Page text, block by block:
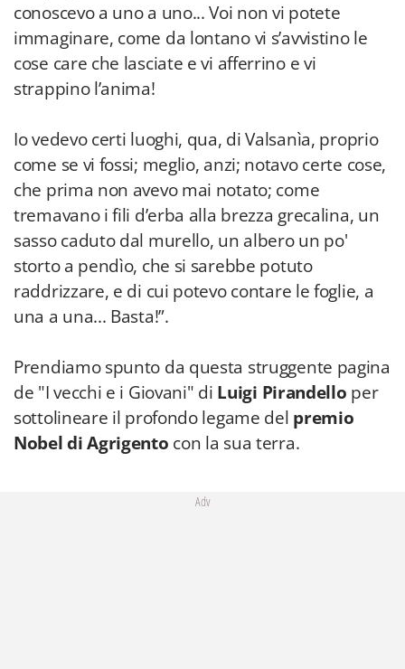
conoscevo a uno a uno... Voi non vi potete
immaginare, come da lontano vi s’avvistino le
cose care che lasciate e vi afferrino e vi
strappino l’anima!
Io vedevo certi luoghi, qua, di Valsanìa, proprio
come se vi fossi; meglio, anzi; notavo certe cose,
che prima non avevo mai notato; come
tremavano i fili d’erba alla brezza grecalina, un
sasso caduto dal murello, un albero un po'
storto a pendìo, che si sarebbe potuto
raddrizzare, e di cui potevo contare le foglie, a
una a una... Basta!”.
Prendiamo spunto da questa struggente pagina
de "I vecchi e i Giovani" di Luigi Pirandello per
sottolineare il profondo legame del premio
Nobel di Agrigento con la sua terra.
Adv